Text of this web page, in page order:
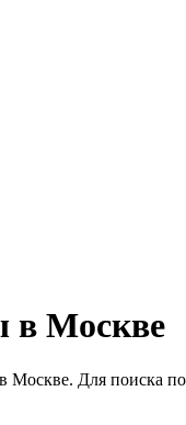
в Москве
Для поиска